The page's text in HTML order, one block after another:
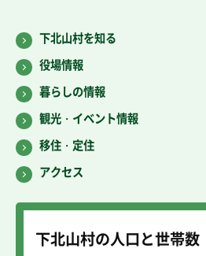
下北山村を知る
役場情報
暮らしの情報
観光・イベント情報
移住・定住
アクセス
下北山村の人口と世帯数